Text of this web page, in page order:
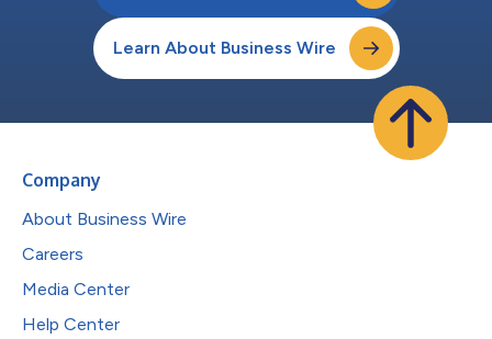
Learn About Business Wire
Company
About Business Wire
Careers
Media Center
Help Center